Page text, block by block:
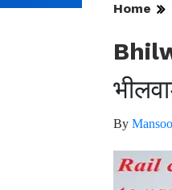
Home
By